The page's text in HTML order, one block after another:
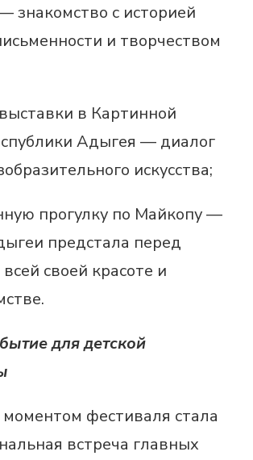
знакомство с историей
и творчеством
в Картинной
Адыгея — диалог
искусства;
прогулку по Майкопу —
предстала перед
своей красоте и
для детской
фестиваля стала
встреча главных